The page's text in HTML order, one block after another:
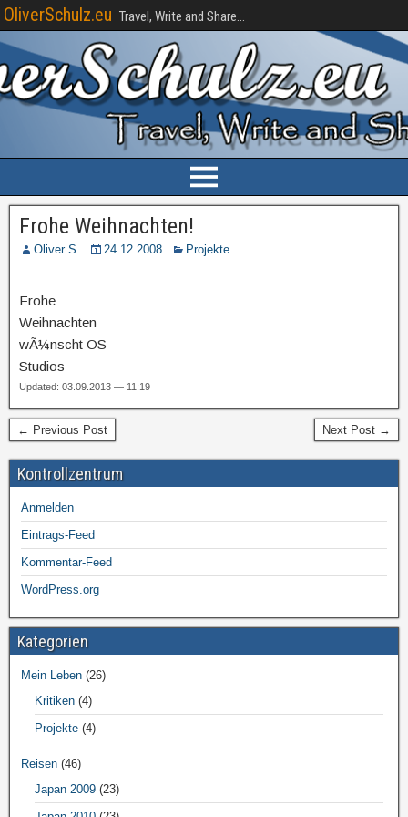
OliverSchulz.eu Travel, Write and Share...
Frohe Weihnachten!
Oliver S. 24.12.2008 Projekte
Frohe
Weihnachten
wÃ¼nscht OS-
Studios
Updated: 03.09.2013 — 11:19
← Previous Post Next Post →
Kontrollzentrum
Anmelden
Eintrags-Feed
Kommentar-Feed
WordPress.org
Kategorien
Mein Leben (26)
Kritiken (4)
Projekte (4)
Reisen (46)
Japan 2009 (23)